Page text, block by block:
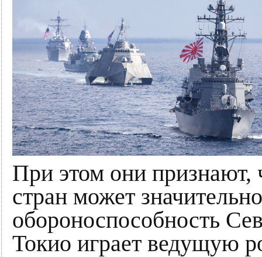
При этом они признают,
стран может
обороноспособность
Токио играет ведущую